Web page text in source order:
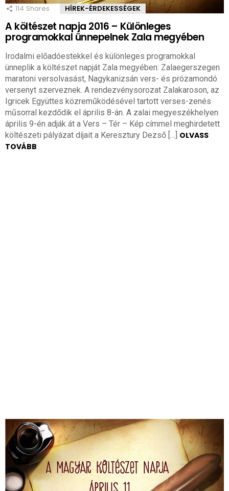
114 Shares HÍREK-ÉRDEKESSÉGEK
A költészet napja 2016 – Különleges
programokkal ünnepelnek Zala megyében
Irodalmi előadóestekkel és különleges programokkal
ünneplik a költészet napját Zala megyében: Zalaegerszegen
maratoni versolvasást, Nagykanizsán vers- és prózamondó
versenyt szerveznek. A rendezvénysorozat Zalakaroson, az
Igricek Együttes közreműködésével tartott verses-zenés
műsorral kezdődik el április 8-án. A zalai megyeszékhelyen
április 9-én adják át a Vers – Tér – Kép címmel meghirdetett
költészeti pályázat díjait a Keresztury Dezső […] OLVASS
TOVÁBB